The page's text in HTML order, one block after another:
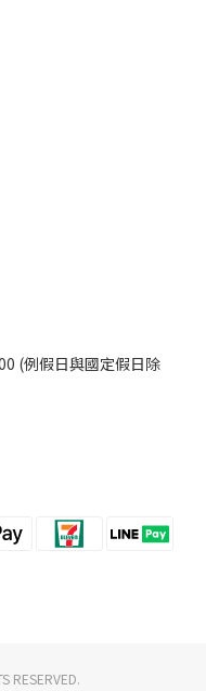
(例假日與國定假日除
RESERVED.